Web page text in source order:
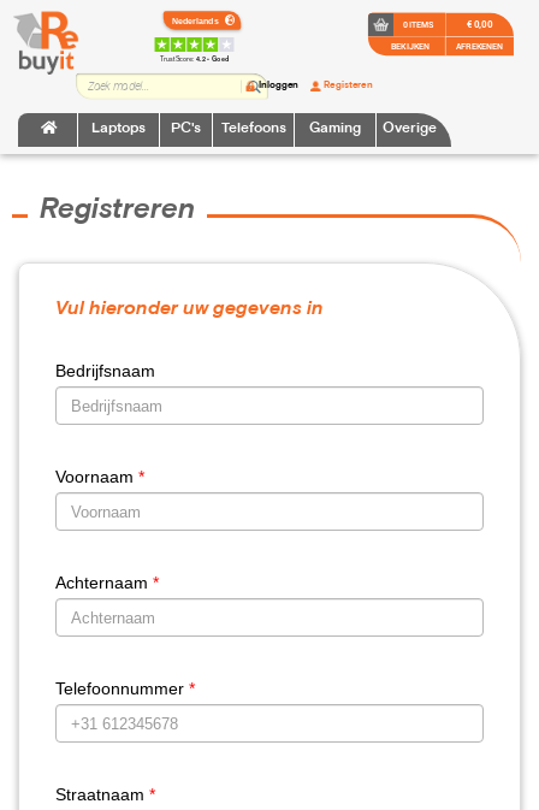
TrustScore:4.2 • Goed
Laptops PC's Telefoons Gaming Overige
Inloggen Registeren
0 ITEMS
BEKIJKEN
€ 0,00
AFREKENEN
Registreren
Vul hieronder uw gegevens in
Bedrijfsnaam
Voornaam *
Achternaam *
Telefoonnummer *
Straatnaam *